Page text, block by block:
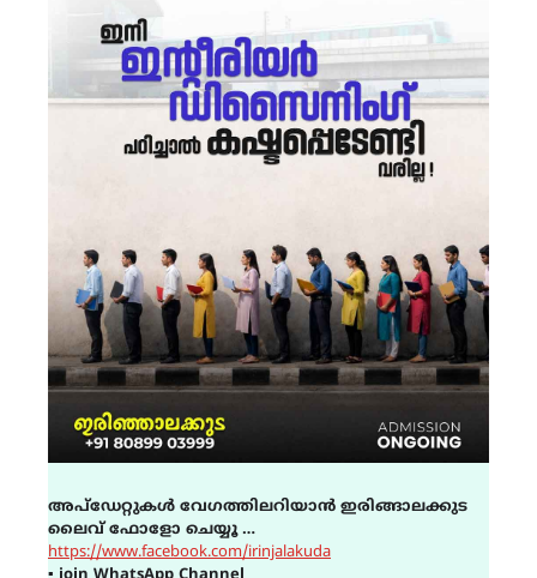
അപ്ഡേറ്റുകൾ വേഗത്തിലറിയാൻ ഇരിങ്ങാലക്കുട
ലൈവ് ഫോളോ ചെയ്യൂ …
https://www.facebook.com/irinjalakuda